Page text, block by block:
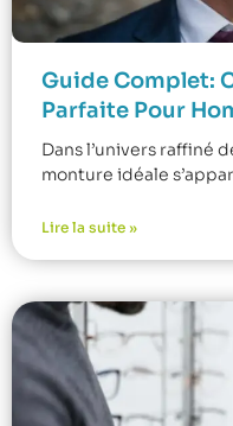
Guide Complet:
Parfaite Pour
Dans l’univers raffiné
monture idéale
Lire la suite »